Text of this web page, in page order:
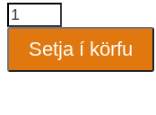
Hybrid
Ceramic
Liquid
WaxGulur
quantity
Setja í körfu